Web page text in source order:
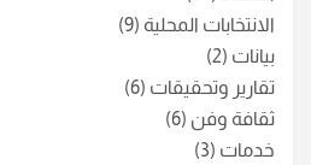
الانتخابات المحلية (9)
بيانات (2)
تقارير وتحقيقات (6)
ثقافة وفن (6)
خدمات (3)